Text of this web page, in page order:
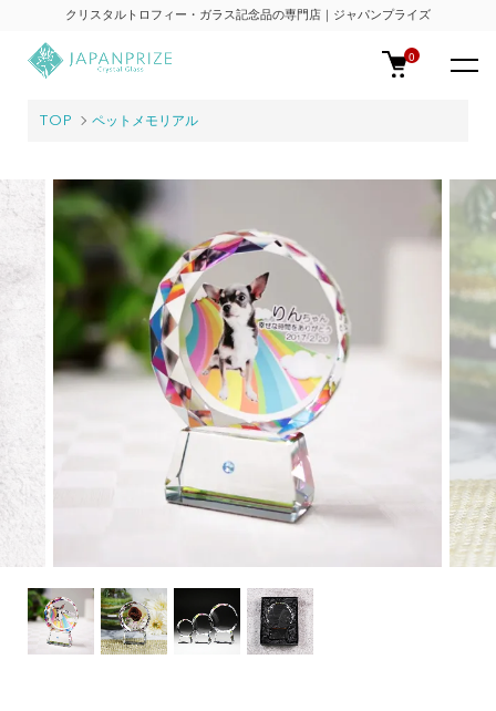
クリスタルトロフィー・ガラス記念品の専門店｜ジャパンプライズ
0
TOP ペットメモリアル